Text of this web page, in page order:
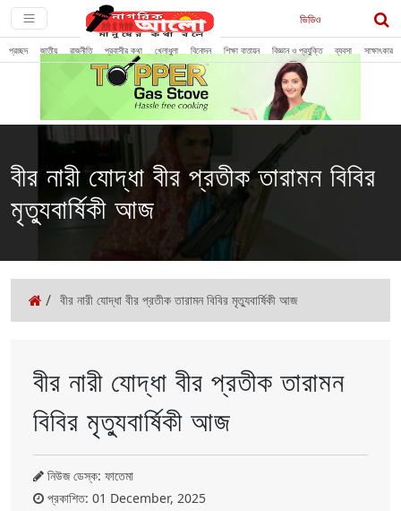
ভিডিও
প্রচ্ছদ জাতীয় রাজনীতি প্রবাসীর কথা খেলাধুলা বিনোদন শিক্ষা বাতায়ন বিজ্ঞান ও প্রযুক্তি ব্যবসা সাক্ষাৎকার
বীর নারী যোদ্ধা বীর প্রতীক তারামন বিবির
মৃত্যুবার্ষিকী আজ
/ বীর নারী যোদ্ধা বীর প্রতীক তারামন বিবির মৃত্যুবার্ষিকী আজ
বীর নারী যোদ্ধা বীর প্রতীক তারামন
বিবির মৃত্যুবার্ষিকী আজ
নিউজ ডেস্ক: ফাতেমা
প্রকাশিত: 01 December, 2025